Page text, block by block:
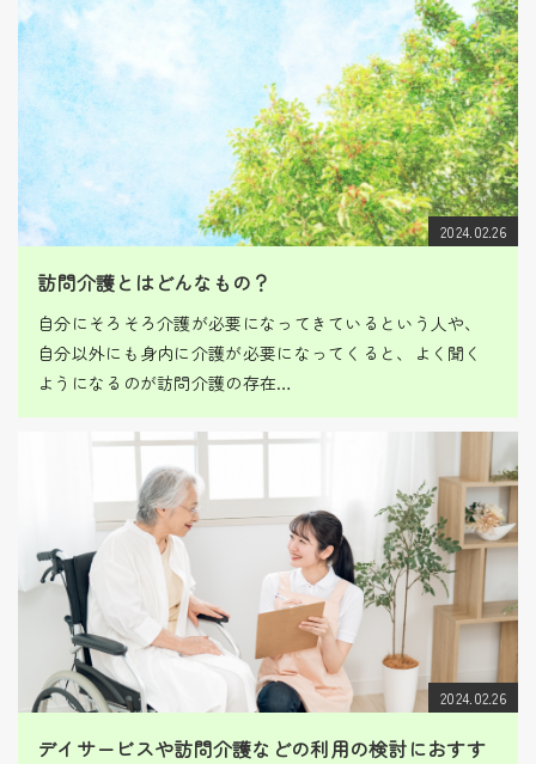
2024.02.26
訪問介護とはどんなもの？
自分にそろそろ介護が必要になってきているという人や、
自分以外にも身内に介護が必要になってくると、よく聞く
ようになるのが訪問介護の存在…
2024.02.26
デイサービスや訪問介護などの利用の検討におすす